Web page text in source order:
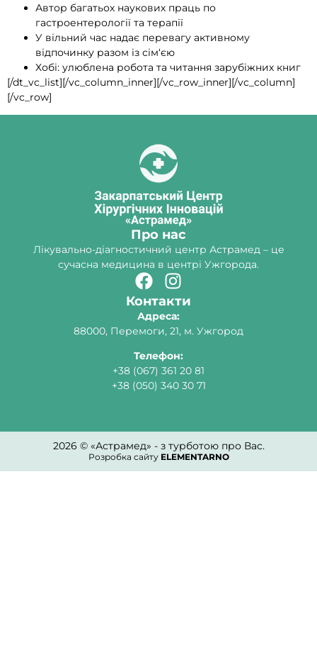
Автор багатьох наукових праць по
гастроентерології та терапії
У вільний час надає перевагу активному
відпочинку разом із сім‘єю
Хобі: улюблена робота та читання зарубіжних книг
[/dt_vc_list][/vc_column_inner][/vc_row_inner][/vc_column]
[/vc_row]
Про нас
Лікувально-діагностичний центр Астрамед – це
сучасна медицина в центрі Ужгорода.
Контакти
Адреса:
88000, Перемоги, 21, м. Ужгород
Телефон:
+38 (067) 361 20 81
+38 (050) 340 30 71
2026 © «Астрамед» - з турботою про Вас.
Розробка сайту ELEMENTARNO